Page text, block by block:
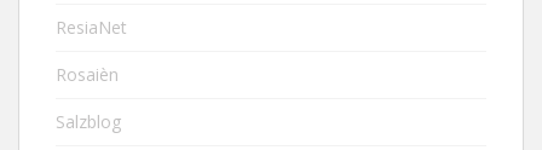
ResiaNet
Rosaièn
Salzblog